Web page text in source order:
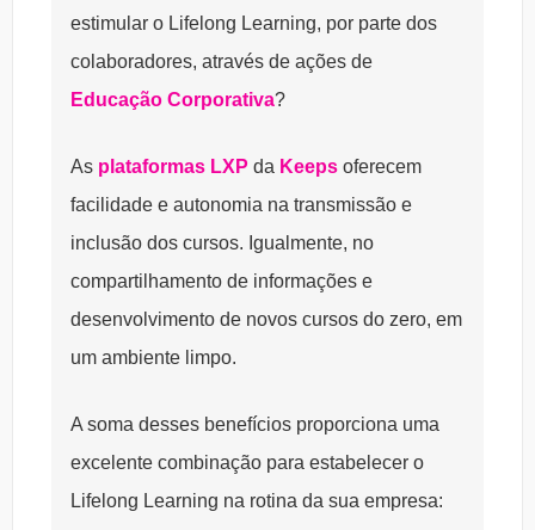
estimular o Lifelong Learning, por parte dos
colaboradores, através de ações de
Educação Corporativa?
As plataformas LXP da Keeps oferecem
facilidade e autonomia na transmissão e
inclusão dos cursos. Igualmente, no
compartilhamento de informações e
desenvolvimento de novos cursos do zero, em
um ambiente limpo.
A soma desses benefícios proporciona uma
excelente combinação para estabelecer o
Lifelong Learning na rotina da sua empresa: